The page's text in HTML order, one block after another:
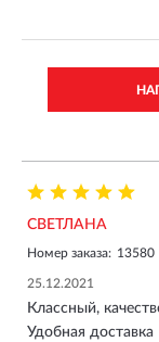
СВЕТЛАНА
Номер заказа: 13580
25.12.2021
Классный,
Удобная доставка